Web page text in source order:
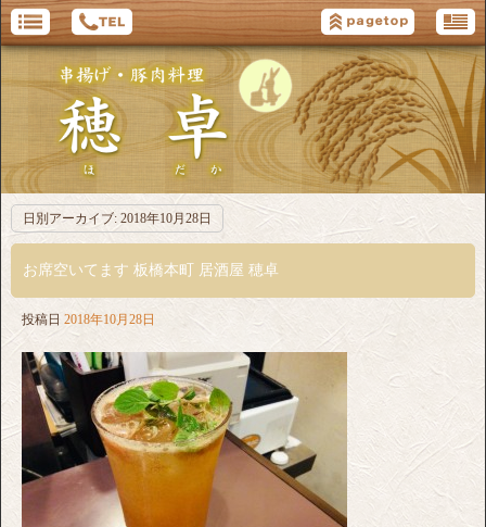
日別アーカイブ: 2018年10月28日
お席空いてます 板橋本町 居酒屋 穂卓
投稿日 2018年10月28日